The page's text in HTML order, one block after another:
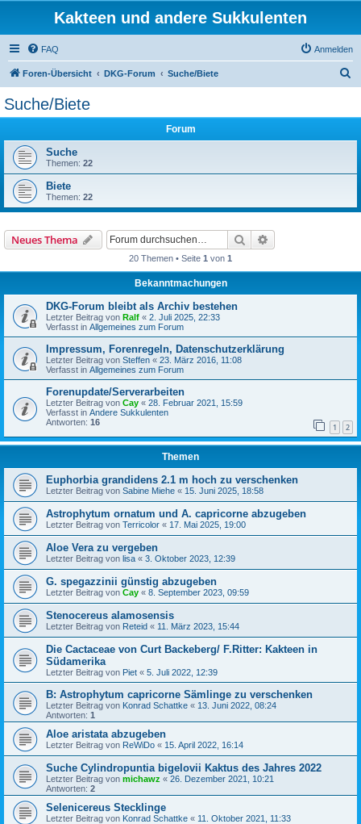
Kakteen und andere Sukkulenten
FAQ Anmelden
Foren-Übersicht DKG-Forum Suche/Biete
Suche/Biete
Forum
Suche
Themen: 22
Biete
Themen: 22
Neues Thema Suche
20 Themen • Seite 1 von 1
Bekanntmachungen
DKG-Forum bleibt als Archiv bestehen
Letzter Beitrag von Ralf « 2. Juli 2025, 22:33
Verfasst in Allgemeines zum Forum
Impressum, Forenregeln, Datenschutzerklärung
Letzter Beitrag von Steffen « 23. März 2016, 11:08
Verfasst in Allgemeines zum Forum
Forenupdate/Serverarbeiten
Letzter Beitrag von Cay « 28. Februar 2021, 15:59
Verfasst in Andere Sukkulenten
Antworten: 16 1 2
Themen
Euphorbia grandidens 2.1 m hoch zu verschenken
Letzter Beitrag von Sabine Miehe « 15. Juni 2025, 18:58
Astrophytum ornatum und A. capricorne abzugeben
Letzter Beitrag von Terricolor « 17. Mai 2025, 19:00
Aloe Vera zu vergeben
Letzter Beitrag von lisa « 3. Oktober 2023, 12:39
G. spegazzinii günstig abzugeben
Letzter Beitrag von Cay « 8. September 2023, 09:59
Stenocereus alamosensis
Letzter Beitrag von Reteid « 11. März 2023, 15:44
Die Cactaceae von Curt Backeberg/ F.Ritter: Kakteen in
Südamerika
Letzter Beitrag von Piet « 5. Juli 2022, 12:39
B: Astrophytum capricorne Sämlinge zu verschenken
Letzter Beitrag von Konrad Schattke « 13. Juni 2022, 08:24
Antworten: 1
Aloe aristata abzugeben
Letzter Beitrag von ReWiDo « 15. April 2022, 16:14
Suche Cylindropuntia bigelovii Kaktus des Jahres 2022
Letzter Beitrag von michawz « 26. Dezember 2021, 10:21
Antworten: 2
Selenicereus Stecklinge
Letzter Beitrag von Konrad Schattke « 11. Oktober 2021, 11:33